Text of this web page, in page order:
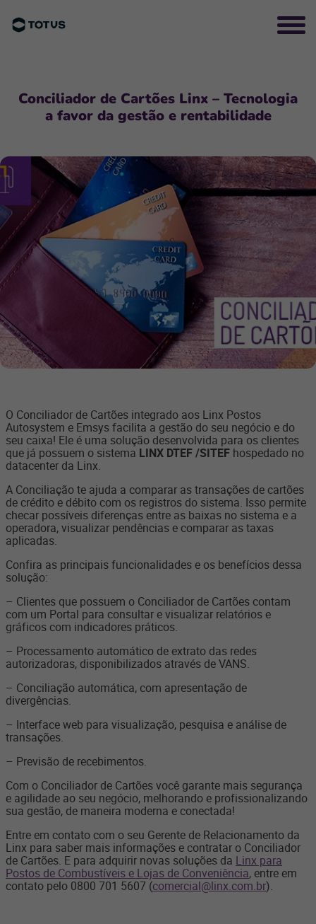
Conciliador de Cartões Linx – Tecnologia
a favor da gestão e rentabilidade
O Conciliador de Cartões integrado aos Linx Postos
Autosystem e Emsys facilita a gestão do seu negócio e do
seu caixa! Ele é uma solução desenvolvida para os clientes
que já possuem o sistema LINX DTEF /SITEF hospedado no
datacenter da Linx.
A Conciliação te ajuda a comparar as transações de cartões
de crédito e débito com os registros do sistema. Isso permite
checar possíveis diferenças entre as baixas no sistema e a
operadora, visualizar pendências e comparar as taxas
aplicadas.
Confira as principais funcionalidades e os benefícios dessa
solução:
– Clientes que possuem o Conciliador de Cartões contam
com um Portal para consultar e visualizar relatórios e
gráficos com indicadores práticos.
– Processamento automático de extrato das redes
autorizadoras, disponibilizados através de VANS.
– Conciliação automática, com apresentação de
divergências.
– Interface web para visualização, pesquisa e análise de
transações.
– Previsão de recebimentos.
Com o Conciliador de Cartões você garante mais segurança
e agilidade ao seu negócio, melhorando e profissionalizando
sua gestão, de maneira moderna e conectada!
Entre em contato com o seu Gerente de Relacionamento da
Linx para saber mais informações e contratar o Conciliador
de Cartões. E para adquirir novas soluções da Linx para
Postos de Combustíveis e Lojas de Conveniência, entre em
contato pelo 0800 701 5607 (comercial@linx.com.br).